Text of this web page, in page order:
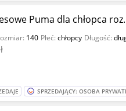
Puma dla chłopca
140 Płeć:chłopcy Długość:
SPRZEDAJĄCY: OSOBA